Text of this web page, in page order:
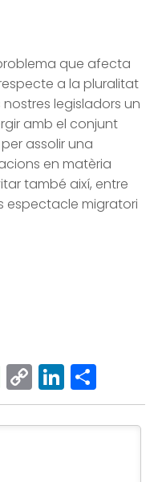
que afecta
a la pluralitat
legisladors un
amb el conjunt
assolir una
en matèria
també així, entre
espectacle migratori
WhatsApp
Copy
Link